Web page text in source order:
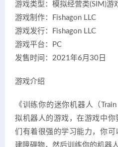
游戏类型：模拟经营类(SIM)游
游戏制作：Fishagon LLC
游戏发行：Fishagon LLC
游戏平台：PC
发售时间：2021年6月30日
游戏介绍
《训练你的迷你机器人（
拟机器人的游戏，在游戏中
们有着很强的学习能力，你
建障碍物，然后训练你的机器